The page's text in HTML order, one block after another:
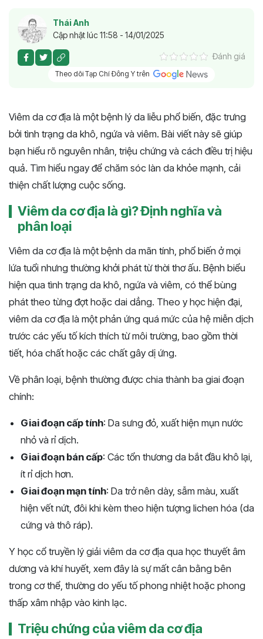
Thái Anh
Cập nhật lúc 11:58 - 14/01/2025
Đánh giá
Theo dõi Tạp Chí Đông Y trên
Viêm da cơ địa là một bệnh lý da liễu phổ biến, đặc trưng
bởi tình trạng da khô, ngứa và viêm. Bài viết này sẽ giúp
bạn hiểu rõ nguyên nhân, triệu chứng và cách điều trị hiệu
quả. Tìm hiểu ngay để chăm sóc làn da khỏe mạnh, cải
thiện chất lượng cuộc sống​​​.
Viêm da cơ địa là gì? Định nghĩa và
phân loại
Viêm da cơ địa là một bệnh da mãn tính, phổ biến ở mọi
lứa tuổi nhưng thường khởi phát từ thời thơ ấu. Bệnh biểu
hiện qua tình trạng da khô, ngứa và viêm, có thể bùng
phát theo từng đợt hoặc dai dẳng. Theo y học hiện đại,
viêm da cơ địa là một phản ứng quá mức của hệ miễn dịch
trước các yếu tố kích thích từ môi trường, bao gồm thời
tiết, hóa chất hoặc các chất gây dị ứng.
Về phân loại, bệnh thường được chia thành ba giai đoạn
chính:
Giai đoạn cấp tính: Da sưng đỏ, xuất hiện mụn nước
nhỏ và rỉ dịch.
Giai đoạn bán cấp: Các tổn thương da bắt đầu khô lại,
ít rỉ dịch hơn.
Giai đoạn mạn tính: Da trở nên dày, sẫm màu, xuất
hiện vết nứt, đôi khi kèm theo hiện tượng lichen hóa (da
cứng và thô ráp).
Y học cổ truyền lý giải viêm da cơ địa qua học thuyết âm
dương và khí huyết, xem đây là sự mất cân bằng bên
trong cơ thể, thường do yếu tố phong nhiệt hoặc phong
thấp xâm nhập vào kinh lạc​​.
Triệu chứng của viêm da cơ địa